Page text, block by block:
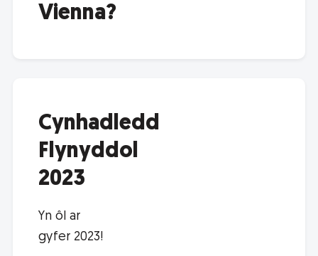
Vienna?
Cynhadledd
Flynyddol
2023
Yn ôl ar
gyfer 2023!